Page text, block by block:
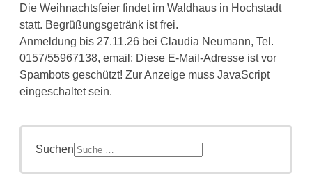
Die Weihnachtsfeier findet im Waldhaus in Hochstadt
statt. Begrüßungsgetränk ist frei.
Anmeldung bis 27.11.26 bei Claudia Neumann, Tel.
0157/55967138, email: Diese E-Mail-Adresse ist vor
Spambots geschützt! Zur Anzeige muss JavaScript
eingeschaltet sein.
Suchen